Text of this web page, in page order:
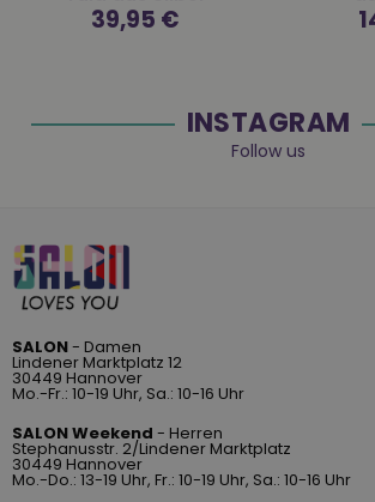
Normaler
Preis
39,95 €
INSTAGRAM
Follow us
SALON- Damen
Lindener Marktplatz 12
30449 Hannover
Mo.-Fr.: 10-19 Uhr, Sa.: 10-16 Uhr
SALON Weekend - Herren
Stephanusstr. 2/Lindener Marktplatz
30449 Hannover
Mo.-Do.: 13-19 Uhr, Fr.: 10-19 Uhr, Sa.: 10-16 Uhr